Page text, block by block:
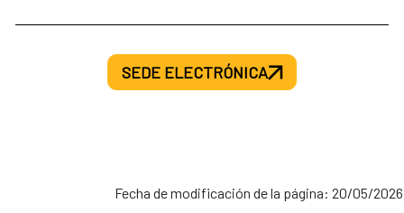
SEDE ELECTRÓNICA
Fecha de modificación de la página: 20/05/2026